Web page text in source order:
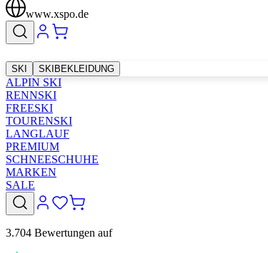
www.xspo.de
SKI SKIBEKLEIDUNG
ALPIN SKI
RENNSKI
FREESKI
TOURENSKI
LANGLAUF
PREMIUM
SCHNEESCHUHE
MARKEN
SALE
3.704 Bewertungen auf